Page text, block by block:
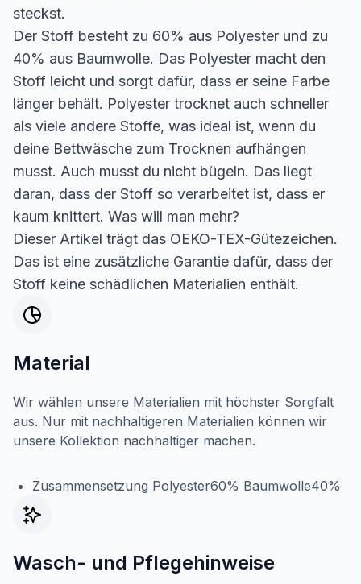
steckst.
Der Stoff besteht zu 60% aus Polyester und zu
40% aus Baumwolle. Das Polyester macht den
Stoff leicht und sorgt dafür, dass er seine Farbe
länger behält. Polyester trocknet auch schneller
als viele andere Stoffe, was ideal ist, wenn du
deine Bettwäsche zum Trocknen aufhängen
musst. Auch musst du nicht bügeln. Das liegt
daran, dass der Stoff so verarbeitet ist, dass er
kaum knittert. Was will man mehr?
Dieser Artikel trägt das OEKO-TEX-Gütezeichen.
Das ist eine zusätzliche Garantie dafür, dass der
Stoff keine schädlichen Materialien enthält.
Material
Wir wählen unsere Materialien mit höchster Sorgfalt
aus. Nur mit nachhaltigeren Materialien können wir
unsere Kollektion nachhaltiger machen.
Zusammensetzung Polyester60% Baumwolle40%
Wasch- und Pflegehinweise